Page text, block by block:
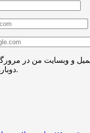
و وبسایت من در
دوباره دیدگاهی می‌نویسم.